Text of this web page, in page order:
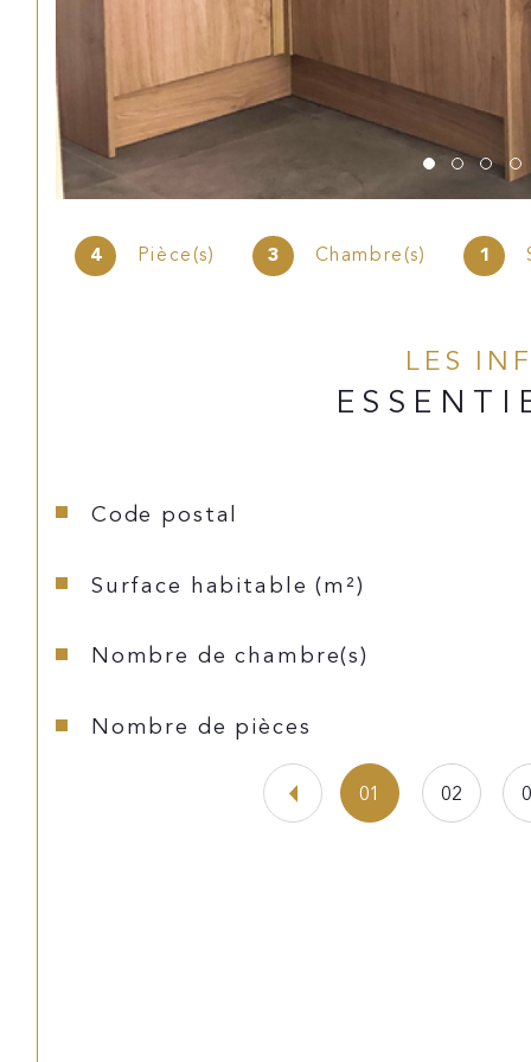
4 Pièce(s) 3 Chambre(s) 1
LES
Caractéristiques Valeurs
Code postal
Surface habitable (m²)
Nombre de chambre(s)
Nombre de pièces
01 02